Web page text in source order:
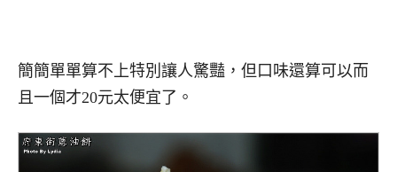
簡簡單單算不上特別讓人驚豔，但口味還算可以而
且一個才20元太便宜了。